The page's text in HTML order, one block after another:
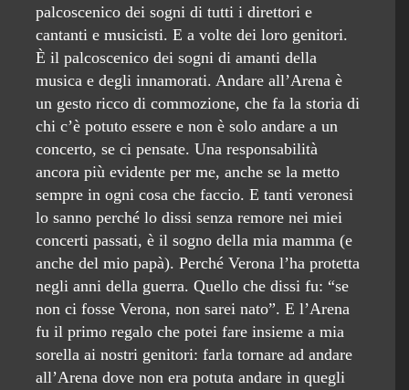
palcoscenico dei sogni di tutti i direttori e
cantanti e musicisti. E a volte dei loro genitori.
È il palcoscenico dei sogni di amanti della
musica e degli innamorati. Andare all’Arena è
un gesto ricco di commozione, che fa la storia di
chi c’è potuto essere e non è solo andare a un
concerto, se ci pensate. Una responsabilità
ancora più evidente per me, anche se la metto
sempre in ogni cosa che faccio. E tanti veronesi
lo sanno perché lo dissi senza remore nei miei
concerti passati, è il sogno della mia mamma (e
anche del mio papà). Perché Verona l’ha protetta
negli anni della guerra. Quello che dissi fu: “se
non ci fosse Verona, non sarei nato”. E l’Arena
fu il primo regalo che potei fare insieme a mia
sorella ai nostri genitori: farla tornare ad andare
all’Arena dove non era potuta andare in quegli